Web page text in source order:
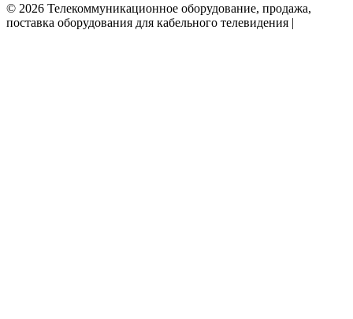
© 2026 Телекоммуникационное оборудование, продажа,
поставка оборудования для кабельного телевидения |